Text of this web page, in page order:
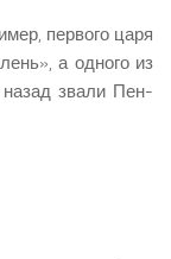
первого царя
а одного из
звали Пен-